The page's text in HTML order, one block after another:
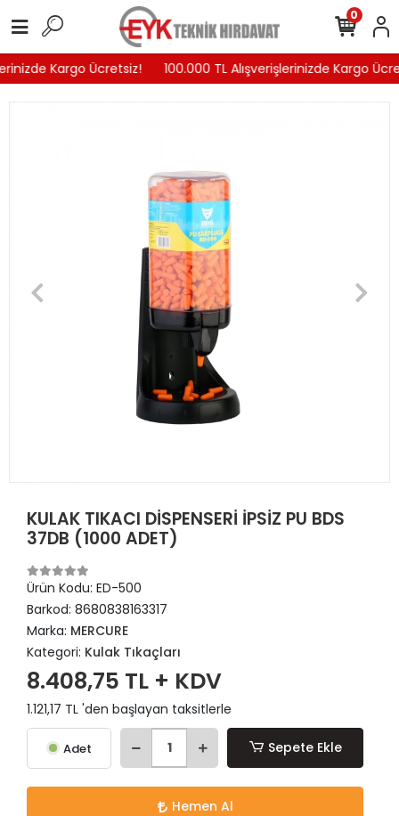
Kargo Ücretsiz! 100.000 TL Alışverişlerinizde Kargo
0
KULAK TIKACI DİSPENSERİ İPSİZ PU BDS
37DB (1000 ADET)
Ürün Kodu: ED-500
Barkod: 8680838163317
Marka: MERCURE
Kategori: Kulak Tıkaçları
8.408,75 TL + KDV
1.121,17 TL 'den başlayan taksitlerle
Adet Sepete Ekle
Hemen Al